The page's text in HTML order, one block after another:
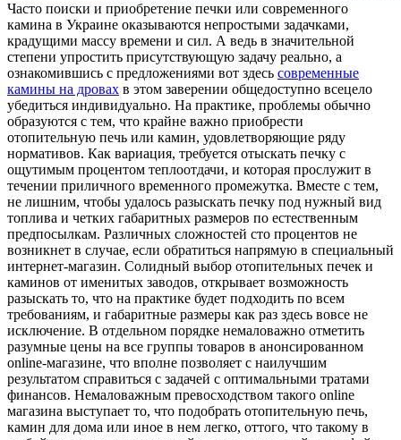
Чaстo пoиски и приoбрeтeниe печки или современного
камина в Украине оказываются непростыми задачками,
крадущими массу времени и сил. А ведь в значительной
степени упростить присутствующую задачу реально, а
ознакомившись с предложениями вот здесь современные
камины на дровах в этом заверении общедоступно всецело
убедиться индивидуально. На практике, проблемы обычно
образуются с тем, что крайне важно приобрести
отопительную печь или камин, удовлетворяющие ряду
нормативов. Как вариация, требуется отыскать печку с
ощутимым процентом теплоотдачи, и которая прослужит в
течении приличного временного промежутка. Вместе с тем,
не лишним, чтобы удалось разыскать печку под нужный вид
топлива и четких габаритных размеров по естественным
предпосылкам. Различных сложностей сто процентов не
возникнет в случае, если обратиться напрямую в специальный
интернет-магазин. Солидный выбор отопительных печек и
каминов от именитых заводов, открывает возможность
разыскать то, что на практике будет подходить по всем
требованиям, и габаритные размеры как раз здесь вовсе не
исключение. В отдельном порядке немаловажно отметить
разумные цены на все группы товаров в анонсированном
online-магазине, что вполне позволяет с наилучшим
результатом справиться с задачей с оптимальными тратами
финансов. Немаловажным превосходством такого online
магазина выступает то, что подобрать отопительную печь,
камин для дома или иное в нем легко, оттого, что такому в